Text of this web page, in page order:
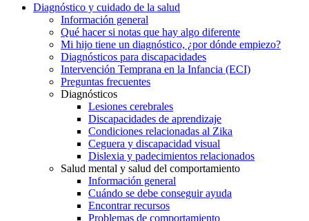
Diagnóstico y cuidado de la salud
Información general
Qué hacer si notas que hay algo diferente
Mi hijo tiene un diagnóstico, ¿por dónde empiezo?
Diagnósticos para discapacidades
Intervención Temprana en la Infancia (ECI)
Preguntas frecuentes
Diagnósticos
Lesiones cerebrales
Discapacidades de aprendizaje
Condiciones relacionadas al Zika
Ceguera y discapacidad visual
Dislexia y padecimientos relacionados
Salud mental y salud del comportamiento
Información general
Cuándo se debe conseguir ayuda
Encontrar recursos
Problemas de comportamiento